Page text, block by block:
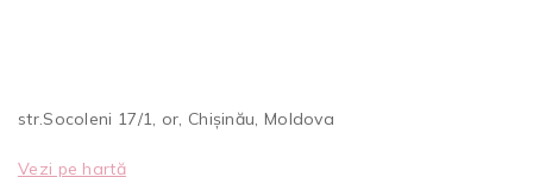
str.Socoleni 17/1, or, Chișinău, Moldova
Vezi pe hartă